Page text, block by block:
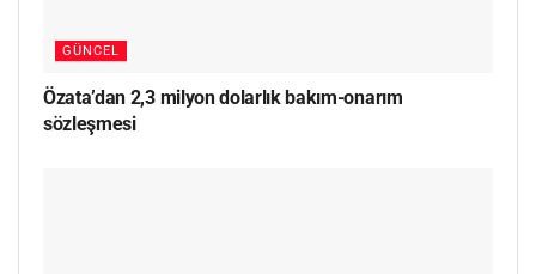
GÜNCEL
Özata’dan 2,3 milyon dolarlık bakım-onarım
sözleşmesi